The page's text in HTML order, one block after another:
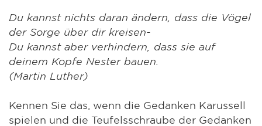
Du kannst nichts daran ändern, dass die Vögel
der Sorge über dir kreisen-
Du kannst aber verhindern, dass sie auf
deinem Kopfe Nester bauen.
(Martin Luther)
Kennen Sie das, wenn die Gedanken Karussell
spielen und die Teufelsschraube der Gedanken